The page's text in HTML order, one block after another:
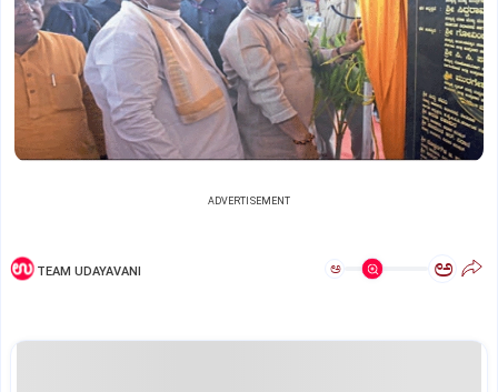
ADVERTISEMENT
TEAM UDAYAVANI ಅ ಅ